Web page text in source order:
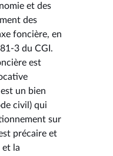
et des
des
foncière, en
3 du CGI.
est
un bien
civil) qui
sur
précaire et
et la